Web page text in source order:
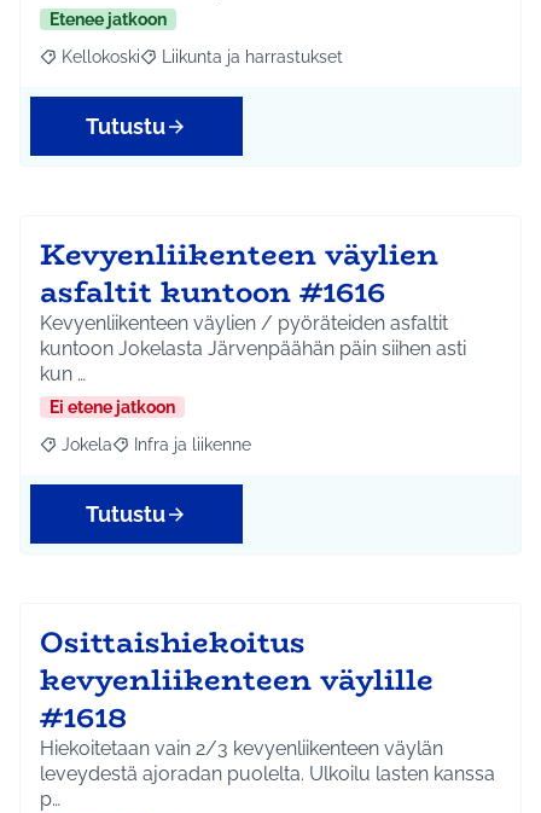
Etenee jatkoon
Rajaa tulokset aihepiirin mukaan: Kellokoski
Kellokoski Rajaa tulokset teeman mukaan: Liikunta ja
Liikunta ja harrastukset
Tutustu
Kevyenliikenteen väylien
asfaltit kuntoon #1616
Kevyenliikenteen väylien / pyöräteiden asfaltit
kuntoon Jokelasta Järvenpäähän päin siihen asti
kun …
Ei etene jatkoon
Rajaa tulokset aihepiirin mukaan: Jokela
Jokela Rajaa tulokset teeman mukaan: Infra ja liikenne
Infra ja liikenne
Tutustu
Osittaishiekoitus
kevyenliikenteen väylille
#1618
Hiekoitetaan vain 2/3 kevyenliikenteen väylän
leveydestä ajoradan puolelta. Ulkoilu lasten kanssa
p…